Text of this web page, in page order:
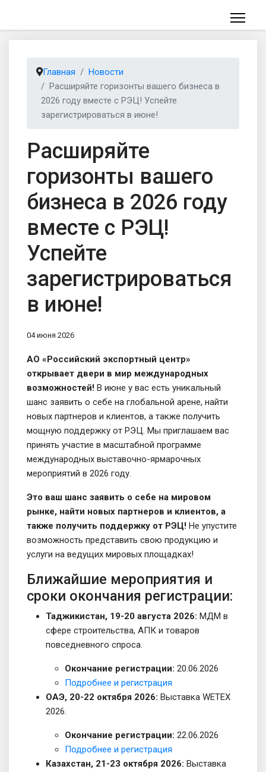
Главная
Новости
Расширяйте горизонты вашего бизнеса в
2026 году вместе с РЭЦ! Успейте
зарегистрироваться в июне!
Расширяйте
горизонты вашего
бизнеса в 2026 году
вместе с РЭЦ!
Успейте
зарегистрироваться
в июне!
04 июня 2026
АО «Российский экспортный центр»
открывает двери в мир международных
возможностей! В июне у вас есть уникальный
шанс заявить о себе на глобальной арене, найти
новых партнеров и клиентов, а также получить
мощную поддержку от РЭЦ. Мы приглашаем вас
принять участие в масштабной программе
международных выставочно-ярмарочных
мероприятий в 2026 году.
Это ваш шанс заявить о себе на мировом
рынке, найти новых партнеров и клиентов, а
также получить поддержку от РЭЦ! Не упустите
возможность представить свою продукцию и
услуги на ведущих мировых площадках!
Ближайшие мероприятия и
сроки окончания регистрации:
Таджикистан, 19-20 августа 2026: МДМ в
сфере строительства, АПК и товаров
повседневного спроса.
Окончание регистрации: 20.06.2026
Подробнее и регистрация
ОАЭ, 20-22 октября 2026: Выставка WETEX
2026.
Окончание регистрации: 22.06.2026
Подробнее и регистрация
Казахстан, 21-23 октября 2026: Выставка